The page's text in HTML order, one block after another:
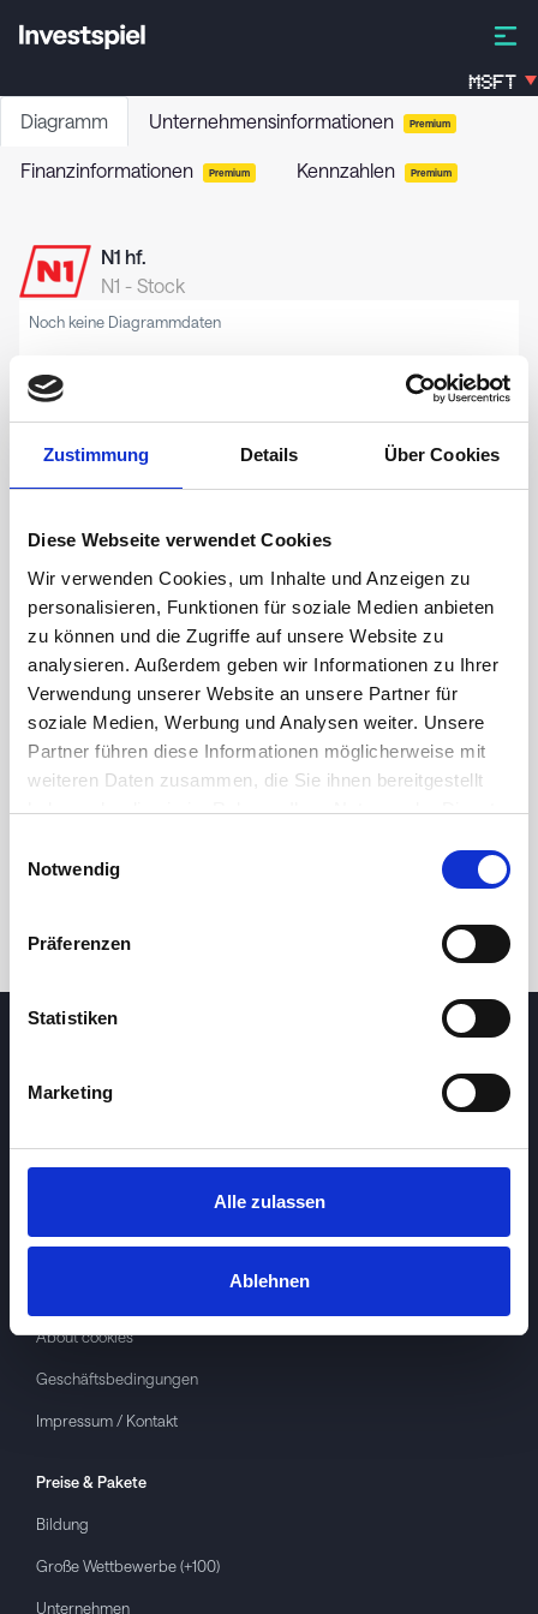
Zustimmung Details Über Cookies
Diese Webseite verwendet Cookies
Wir verwenden Cookies, um Inhalte und Anzeigen zu
personalisieren, Funktionen für soziale Medien anbieten
zu können und die Zugriffe auf unsere Website zu
analysieren. Außerdem geben wir Informationen zu Ihrer
Verwendung unserer Website an unsere Partner für
soziale Medien, Werbung und Analysen weiter. Unsere
Partner führen diese Informationen möglicherweise mit
weiteren Daten zusammen, die Sie ihnen bereitgestellt
haben oder die sie im Rahmen Ihrer Nutzung der Dienste
Notwendig
Präferenzen
Statistiken
Marketing
Alle zulassen
Ablehnen
MSFT
Diagramm Unternehmensinformationen Premium
Finanzinformationen Premium Kennzahlen Premium
N1 hf.
N1 - Stock
Noch keine Diagrammdaten
24 Std. 7T 1M 3M 1J 5J
ÜberInvestspiel
About cookies
Geschäftsbedingungen
Impressum / Kontakt
Preise & Pakete
Bildung
Große Wettbewerbe (+100)
Unternehmen